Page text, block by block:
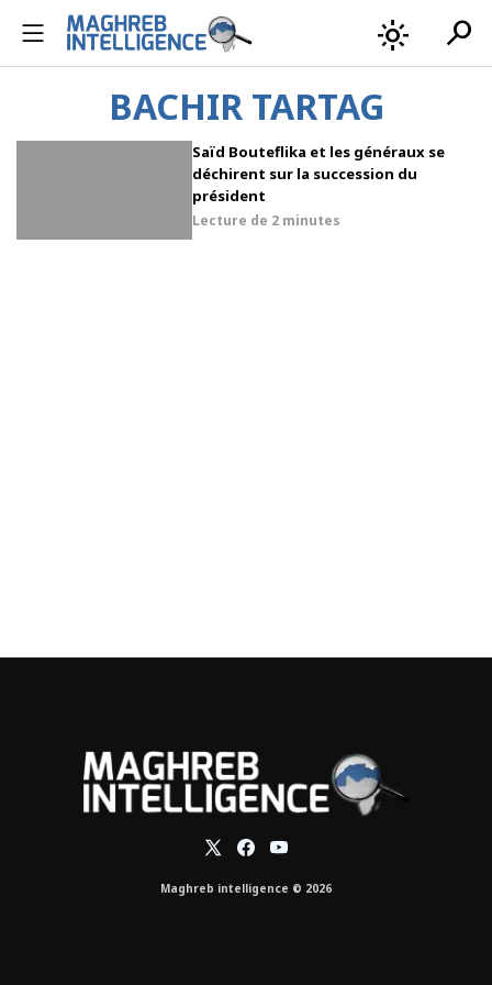
light_mode search
BACHIR TARTAG
Saïd Bouteflika et les généraux se
déchirent sur la succession du
président
Lecture de 2 minutes
Maghreb intelligence © 2026